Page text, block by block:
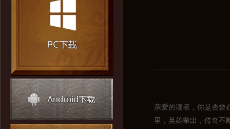
亲爱的读者，你是否
里，英雄辈出，传奇不